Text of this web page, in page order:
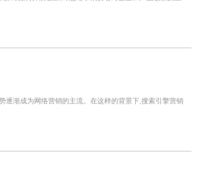
逐渐成为网络营销的主流。在这样的背景下,搜索引擎营销